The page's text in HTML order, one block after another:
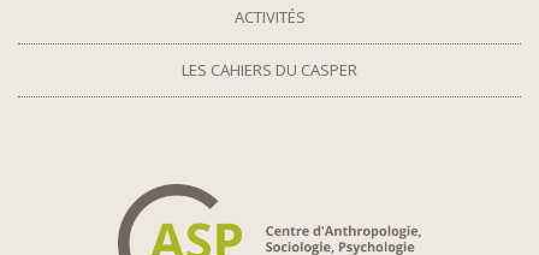
ACTIVITÉS
LES CAHIERS DU CASPER